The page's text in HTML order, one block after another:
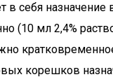
себя
(10 мл 2,4%
корешков